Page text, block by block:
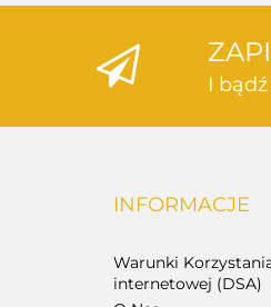
I
INFORMACJE
Warunki
internetowej (DSA)